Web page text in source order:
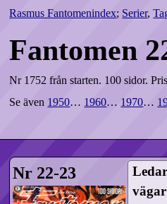
Rasmus Fantomenindex; Serier,
Fantomen
Nr 1752 från starten. 100 sidor.
Se även 1950… 1960… 1970…
Nr 22-23
vägar